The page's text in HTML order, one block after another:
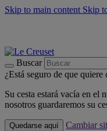
Skip to main content Skip
Buscar
¿Está seguro de que quiere
Su cesta estará vacía en el
nosotros guardaremos su
Quedarse aquí
Cambiar